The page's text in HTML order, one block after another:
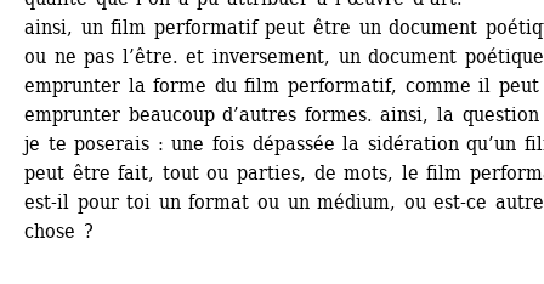
ainsi, un film performatif peut être un document
ou ne pas l’être. et inversement, un document
emprunter la forme du film performatif, comme il peut
emprunter beaucoup d’autres formes. ainsi, la question
je te poserais : une fois dépassée la sidération qu’un
peut être fait, tout ou parties, de mots, le film
est-il pour toi un format ou un médium, ou est-ce autre
chose ?